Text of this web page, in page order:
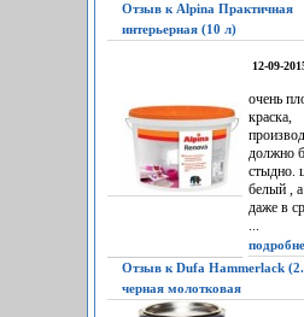
Отзыв к Alpina Практичная
интерьерная (10 л)
12-09-
очень
краска,
должно
стыдно.
белый ,
даже в
...
Отзыв к Dufa Hammerlack
черная молотковая